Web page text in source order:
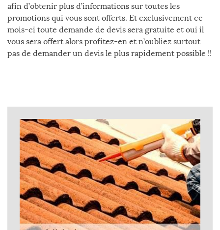
afin d’obtenir plus d’informations sur toutes les
promotions qui vous sont offerts. Et exclusivement ce
mois-ci toute demande de devis sera gratuite et oui il
vous sera offert alors profitez-en et n’oubliez surtout
pas de demander un devis le plus rapidement possible !!